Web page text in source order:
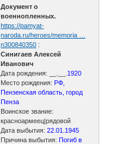
Документ о
военнопленных.
https://pamyat-
naroda.ru/heroes/memoria …
n300840350 :
Синигаев Алексей
Иванович
Дата рождения: __.__. 1920
Место рождения: РФ,
Пензенская область, город
Пенза
Воинское звание:
красноармеец|рядовой
Дата выбытия: 22.01.1945
Причина выбытия:Погиб в